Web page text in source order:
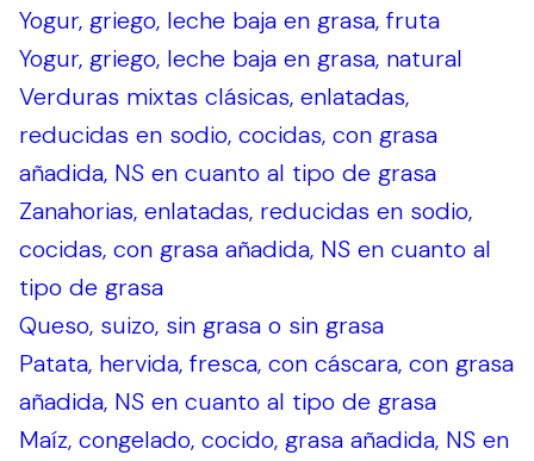
Yogur, griego, leche baja en grasa, fruta
Yogur, griego, leche baja en grasa, natural
Verduras mixtas clásicas, enlatadas,
reducidas en sodio, cocidas, con grasa
añadida, NS en cuanto al tipo de grasa
Zanahorias, enlatadas, reducidas en sodio,
cocidas, con grasa añadida, NS en cuanto al
tipo de grasa
Queso, suizo, sin grasa o sin grasa
Patata, hervida, fresca, con cáscara, con grasa
añadida, NS en cuanto al tipo de grasa
Maíz, congelado, cocido, grasa añadida, NS en